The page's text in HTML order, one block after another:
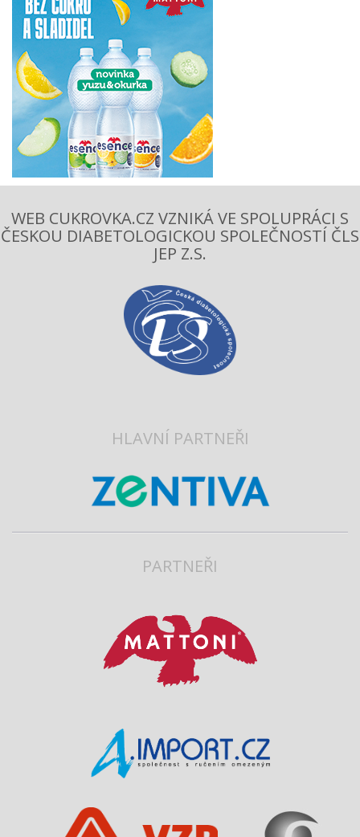
WEB CUKROVKA.CZ VZNIKÁ VE SPOLUPRÁCI S
ČESKOU DIABETOLOGICKOU SPOLEČNOSTÍ ČLS
JEP Z.S.
HLAVNÍ PARTNEŘI
PARTNEŘI